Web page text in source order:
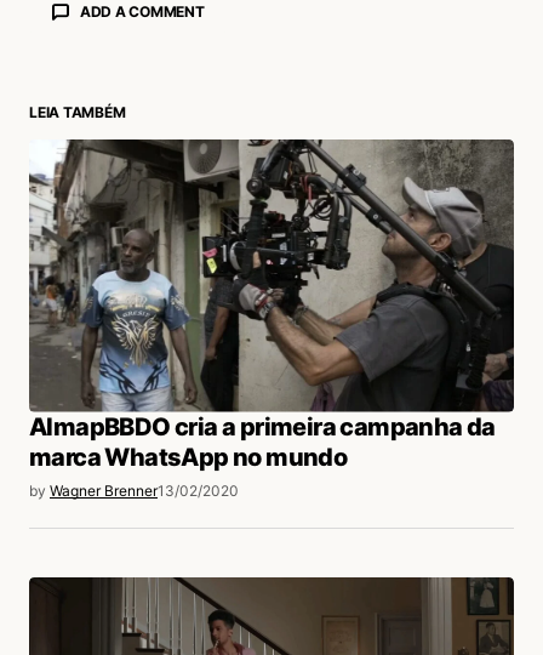
ADD A COMMENT
LEIA TAMBÉM
AlmapBBDO cria a primeira campanha da
marca WhatsApp no mundo
by Wagner Brenner13/02/2020